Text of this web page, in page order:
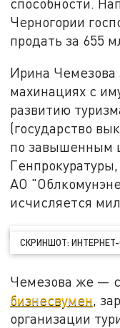
Черногории
продать за 655
Ирина Чемезова
махинациях с
развитию
(государство
по завышенным
АО
исчисляется
СКРИНШОТ: ИНТЕРНЕТ-
Чемезова же —
бизнесвумен,
организации